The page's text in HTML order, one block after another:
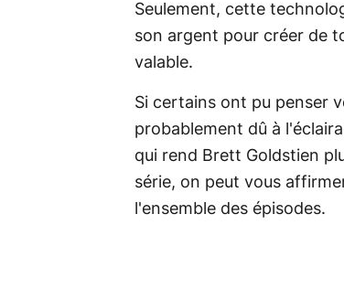
Seulement, cette
son argent pour créer de
valable.
Si certains ont pu penser
probablement dû à
qui rend Brett Goldstien
série, on peut vous
l'ensemble des épisodes.